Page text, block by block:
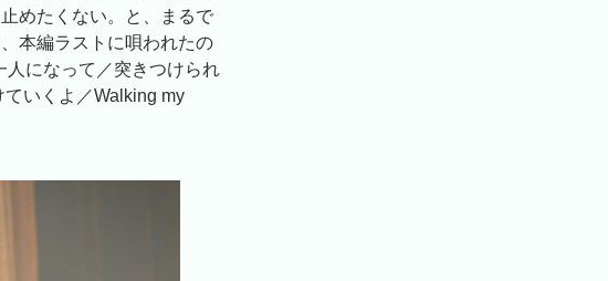
めたくない。と、まるで
本編ラストに唄われたの
になって／突きつけられ
いくよ／Walking my